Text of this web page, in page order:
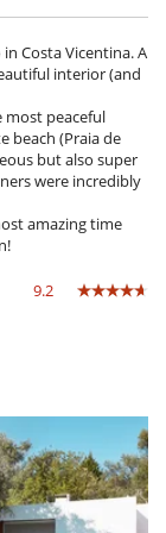
Costa Vicentina. A
interior (and
peaceful
beach (Praia de
but also super
were incredibly
amazing time
9.2